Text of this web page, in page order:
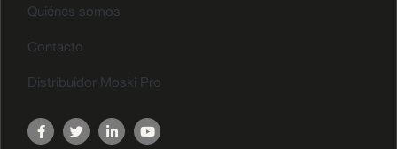
Quiénes somos
Contacto
Distribuidor Moski Pro